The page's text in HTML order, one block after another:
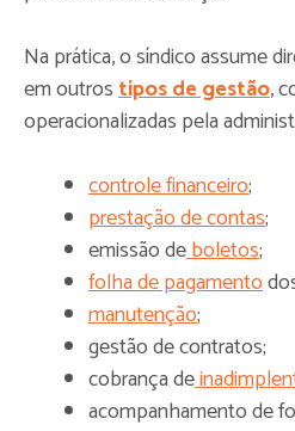
Na prática, o síndico assume
em outrostipos de gestão,
operacionalizadas pela
controle financeiro;
prestação de contas;
emissão deboletos;
folha de pagamento
manutenção;
gestão de contratos;
cobrança de
acompanhamento de